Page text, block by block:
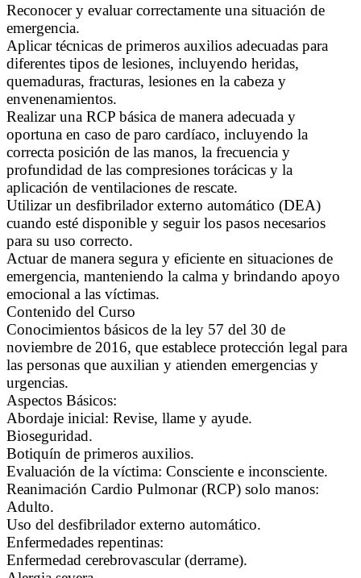
Reconocer y evaluar correctamente una situación de
emergencia.
Aplicar técnicas de primeros auxilios adecuadas para
diferentes tipos de lesiones, incluyendo heridas,
quemaduras, fracturas, lesiones en la cabeza y
envenenamientos.
Realizar una RCP básica de manera adecuada y
oportuna en caso de paro cardíaco, incluyendo la
correcta posición de las manos, la frecuencia y
profundidad de las compresiones torácicas y la
aplicación de ventilaciones de rescate.
Utilizar un desfibrilador externo automático (DEA)
cuando esté disponible y seguir los pasos necesarios
para su uso correcto.
Actuar de manera segura y eficiente en situaciones de
emergencia, manteniendo la calma y brindando apoyo
emocional a las víctimas.
Contenido del Curso
Conocimientos básicos de la ley 57 del 30 de
noviembre de 2016, que establece protección legal para
las personas que auxilian y atienden emergencias y
urgencias.
Aspectos Básicos:
Abordaje inicial: Revise, llame y ayude.
Bioseguridad.
Botiquín de primeros auxilios.
Evaluación de la víctima: Consciente e inconsciente.
Reanimación Cardio Pulmonar (RCP) solo manos:
Adulto.
Uso del desfibrilador externo automático.
Enfermedades repentinas:
Enfermedad cerebrovascular (derrame).